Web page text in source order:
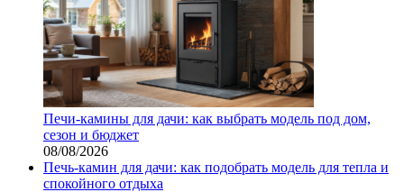
Печи-камины для дачи: как выбрать модель под дом,
сезон и бюджет
08/08/2026
Печь-камин для дачи: как подобрать модель для тепла и
спокойного отдыха